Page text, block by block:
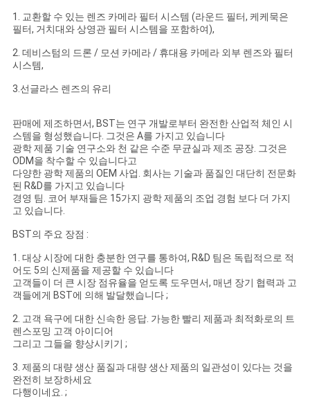
1. 교환할 수 있는 렌즈 카메라 필터 시스템 (라운드 필터, 케케묵은
필터, 거치대와 상영관 필터 시스템을 포함하여),
2. 데비스텀의 드론 / 모션 카메라 / 휴대용 카메라 외부 렌즈와 필터
시스템,
3.선글라스 렌즈의 유리
판매에 제조하면서, BST는 연구 개발로부터 완전한 산업적 체인 시
스템을 형성했습니다. 그것은 A를 가지고 있습니다
광학 제품 기술 연구소와 천 같은 수준 무균실과 제조 공장. 그것은
ODM을 착수할 수 있습니다고
다양한 광학 제품의 OEM 사업. 회사는 기술과 품질인 대단히 전문화
된 R&D를 가지고 있습니다
경영 팀. 코어 부재들은 15가지 광학 제품의 조업 경험 보다 더 가지
고 있습니다.
BST의 주요 장점 :
1. 대상 시장에 대한 충분한 연구를 통하여, R&D 팀은 독립적으로 적
어도 5의 신제품을 제공할 수 있습니다
고객들이 더 큰 시장 점유율을 얻도록 도우면서, 매년 장기 협력과 고
객들에게 BST에 의해 발달했습니다 ;
2. 고객 욕구에 대한 신속한 응답. 가능한 빨리 제품과 최적화로의 트
렌스포밍 고객 아이디어
그리고 그들을 향상시키기 ;
3. 제품의 대량 생산 품질과 대량 생산 제품의 일관성이 있다는 것을
완전히 보장하세요
다행이네요. ;